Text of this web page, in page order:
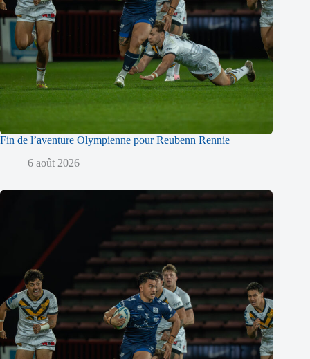
Fin de l’aventure Olympienne pour Reubenn Rennie
6 août 2026